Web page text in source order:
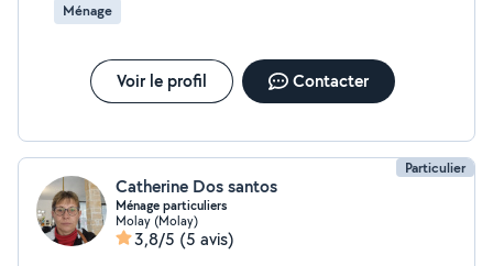
Ménage
Voir le profil Contacter
Particulier
Catherine Dos santos
Ménage particuliers
Molay (Molay)
3,8/5 (5 avis)